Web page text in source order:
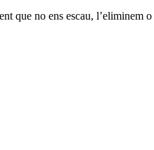
que no ens escau, l’eliminem